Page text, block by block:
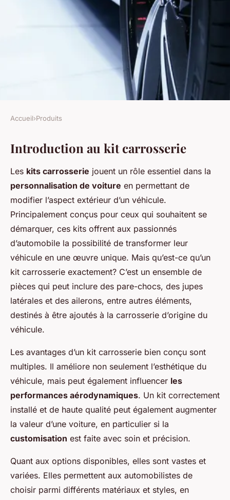
DIY : fabriquer son propre kit
carrosserie
Lyana•24 avril 2025•5 min de lecture
Accueil›Produits
Introduction au kit carrosserie
Les kits carrosserie jouent un rôle essentiel dans la
personnalisation de voiture en permettant de
modifier l’aspect extérieur d’un véhicule.
Principalement conçus pour ceux qui souhaitent se
démarquer, ces kits offrent aux passionnés
d’automobile la possibilité de transformer leur
véhicule en une œuvre unique. Mais qu’est-ce qu’un
kit carrosserie exactement? C’est un ensemble de
pièces qui peut inclure des pare-chocs, des jupes
latérales et des ailerons, entre autres éléments,
destinés à être ajoutés à la carrosserie d’origine du
véhicule.
Les avantages d’un kit carrosserie bien conçu sont
multiples. Il améliore non seulement l’esthétique du
véhicule, mais peut également influencer les
performances aérodynamiques. Un kit correctement
installé et de haute qualité peut également augmenter
la valeur d’une voiture, en particulier si la
customisation est faite avec soin et précision.
Quant aux options disponibles, elles sont vastes et
variées. Elles permettent aux automobilistes de
choisir parmi différents matériaux et styles, en